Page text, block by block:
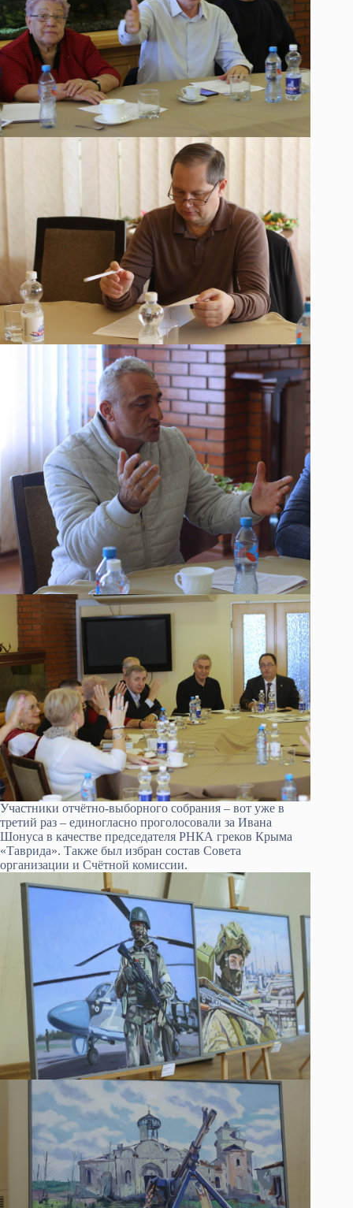
Участники отчётно-выборного собрания – вот уже в
третий раз – единогласно проголосовали за Ивана
Шонуса в качестве председателя РНКА греков Крыма
«Таврида». Также был избран состав Совета
организации и Счётной комиссии.